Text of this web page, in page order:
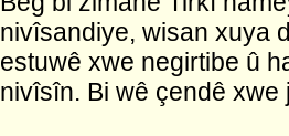
nivîsandiye, wisan xuya
estuwê xwe negirtibe û
nivîsîn. Bi wê çendê